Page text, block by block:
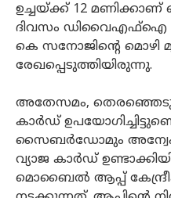
ഉച്ചയ്ക്ക് 12
ദിവസം ഡിവൈഎഫ്ഐ
കെ സനോജിന്റെ മൊഴി
രേഖപ്പെടുത്തിയിരുന്നു.
അതേസമം,
കാർഡ്
സൈബർഡോമും
വ്യാജ കാർഡ്
മൊബൈൽ ആപ്പ്